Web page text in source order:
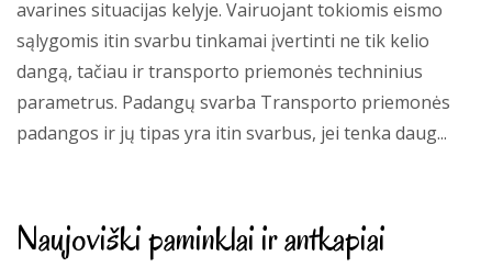
avarines situacijas kelyje. Vairuojant tokiomis eismo
sąlygomis itin svarbu tinkamai įvertinti ne tik kelio
dangą, tačiau ir transporto priemonės techninius
parametrus. Padangų svarba Transporto priemonės
padangos ir jų tipas yra itin svarbus, jei tenka daug...
Naujoviški paminklai ir antkapiai